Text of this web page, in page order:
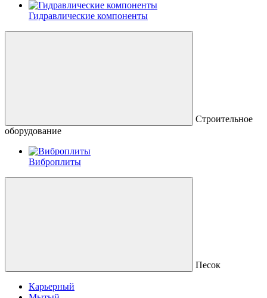
Гидравлические компоненты
Строительное
оборудование
Виброплиты
Песок
Карьерный